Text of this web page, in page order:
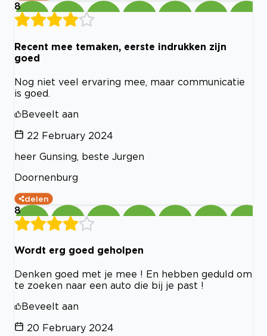
8
Recent mee temaken, eerste indrukken zijn
goed
Nog niet veel ervaring mee, maar communicatie
is goed.
Beveelt aan
22 February 2024
heer Gunsing, beste Jurgen
Doornenburg
delen
8
Wordt erg goed geholpen
Denken goed met je mee ! En hebben geduld om
te zoeken naar een auto die bij je past !
Beveelt aan
20 February 2024